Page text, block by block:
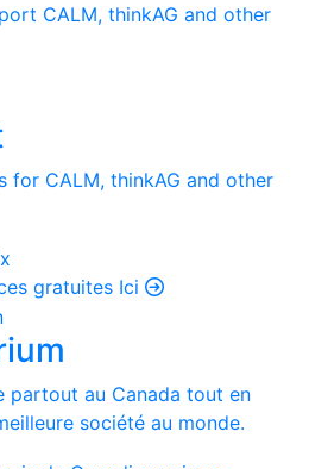
CALM, thinkAG and other
CALM, thinkAG and other
gratuites Ici
partout au Canada tout en
société au monde.